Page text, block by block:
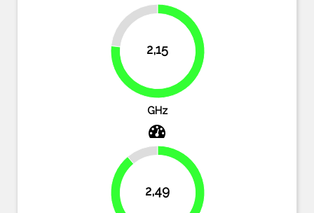
2,15
23.2%
76.8%
GHz
2,49
11.1%